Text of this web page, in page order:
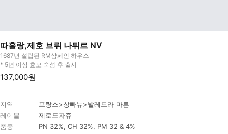
따흘랑,제호 브뤼 나튀르 NV
1687년 설립된 RM샴페인 하우스
* 5년 이상 효모 숙성 후 출시
137,000원
지역
프랑스>상빠뉴>발레드라 마른
레이블
제로도자쥬
품종
PN 32%, CH 32%, PM 32 & 4%